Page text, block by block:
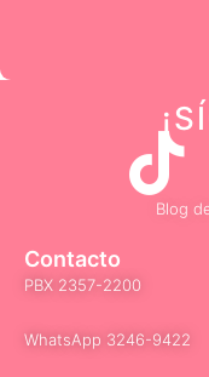
T
i
t
Blog
Contacto
PBX 2357-2200
WhatsApp 3246-9422​